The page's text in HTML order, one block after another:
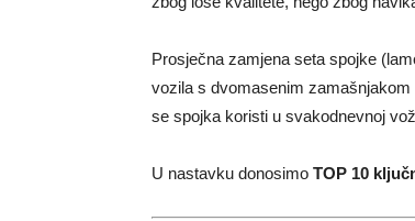
Prosječna zamjena seta spojke
vozila s dvomasenim
se spojka koristi u svakodnevnoj
U nastavku donosimo TOP 10